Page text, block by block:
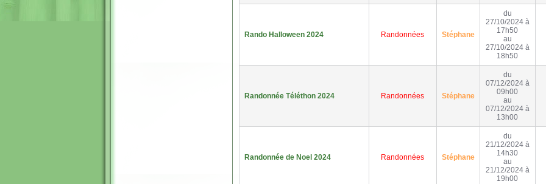
Rando Halloween 2024 Randonnées Stéphane
du
27/10/2024 à
17h50
au
27/10/2024 à
18h50
Randonnée Téléthon 2024 Randonnées Stéphane
du
07/12/2024 à
09h00
au
07/12/2024 à
13h00
Randonnée de Noel 2024 Randonnées Stéphane
du
21/12/2024 à
14h30
au
21/12/2024 à
19h00